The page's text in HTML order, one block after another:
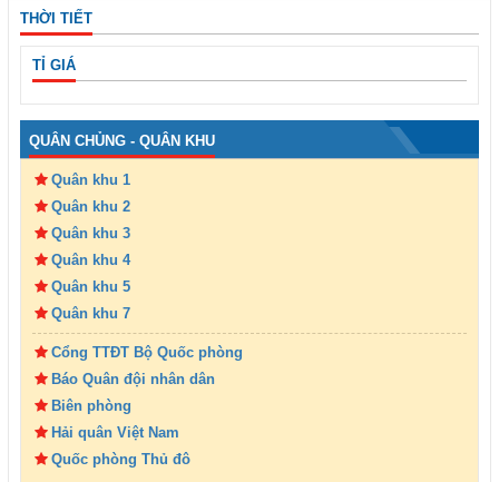
THỜI TIẾT
TỈ GIÁ
QUÂN CHỦNG - QUÂN KHU
Quân khu 1
Quân khu 2
Quân khu 3
Quân khu 4
Quân khu 5
Quân khu 7
Cổng TTĐT Bộ Quốc phòng
Báo Quân đội nhân dân
Biên phòng
Hải quân Việt Nam
Quốc phòng Thủ đô